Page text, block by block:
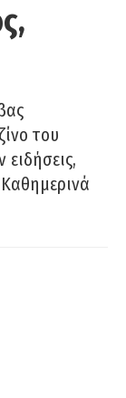
του
Καθημερινά